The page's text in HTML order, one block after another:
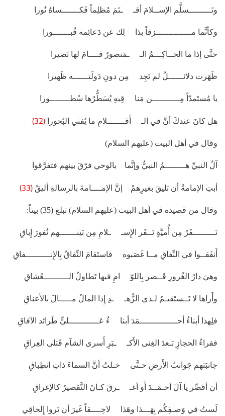
وتَـــــــــسلَّم الإســلامَ أقـ ـتَمَ مُظلِماً فَكـــــــساهُ نُورا
وكأنَّما مــــــــــــــزقاً بذا لِك عن دَعائِمه قُبـــــــورا
حتَّى إذا ما الحــاكِـــمُ الـ ـمَنصورُ قــــامَ لها نَصيرا
ظَهَرت دلائــــــلُ لم تَجِد مِن دونِ دَولَتــــــه ظَهيرا
يا مُستَمدّاً مِـــــــــــن مَنا قِبهِ يُسَطُّرُها سُطــــــــورا
هل كانَ عندكَ أنَّ في الـ أَقـــــــلامِ ما يُفني البُحورا (32)
وقال في أهل البيت (عليهم السلام)
آلُ النبيِّ هــــــــمُ النبيُّ وإنَّما بالوحي فرّقَ بينهم فتفرَّقوا
أبتِ الإمامةُ أن تليقَ بغيرِهمْ إنَّ الإمــــامةَ بالرسالةِ أليقُ (33)
وقال من قصيدة في أهل البيت (عليهم السلام) تبلغ (35) بيتاً:
نَـــــــــفَرٌ مِن أُميَّةٍ نَــفَر الإِسـ ـلامِ مِن بَينـــــــهم نُفورَ إِباقِ
أَنفَقــوا في النِّفاقِ مــا غَصَبوه فاستَقامَ النِّفاقُ بِالإِنــــــــــفاقِ
وهيَ دارُ الغُرورِ قَــصر بِاللوّ امِ فيها تَطاولُ الــــــــــعُشاقِ
وأَراها لا تَــستَقيـمُ لـذي الزُّهـ ـدِ إِذا المالُ مـــــالَ بالأَعناقِ
فلِهذا أبناءُ أحـــــــــــــــمَدَ أبنا ءُ عَــــــــــــليٍّ طَرائد الآفاقِ
فقراءُ الحجازِ بَـعدَ الغِنى الأَكـ ـبَرِ أَسرى الشآم قَتلى العِراقِ
جانبَتهم جَوانبُ الأَرضِ حـتَّى خـلتُ أنَّ السماءَ ذاتِ انطِباقِ
أن أقصِّر يا آلَ أحـمَــدَ أَو أغـ ـرقَ كـانَ التَّقصيرُ كالإغراقِ
لَستُ في وَصـفِكُم بِهَـــذا وهَذا لاحِــــقاً غَيرَ أن تَروا إِلحاقِي